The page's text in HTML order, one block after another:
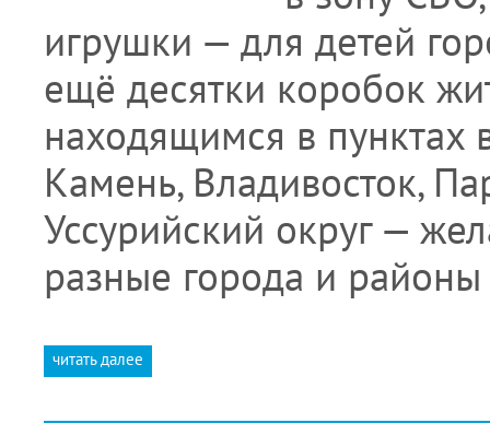
игрушки — для детей
ещё десятки коробок
находящимся в
Камень, Владивосток,
Уссурийский округ —
разные города и
читать далее